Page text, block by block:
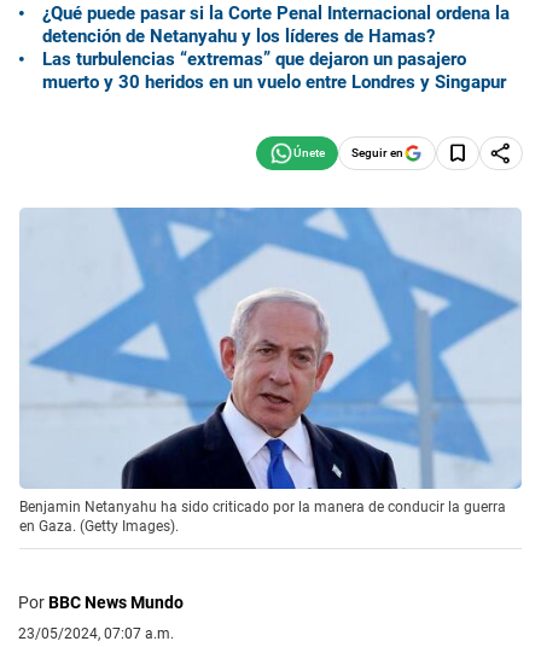
¿Qué puede pasar si la Corte Penal Internacional ordena la
detención de Netanyahu y los líderes de Hamas?
Las turbulencias “extremas” que dejaron un pasajero
muerto y 30 heridos en un vuelo entre Londres y Singapur
Seguir en
Benjamin Netanyahu ha sido criticado por la manera de conducir la guerra
en Gaza. (Getty Images).
PorBBC News Mundo
23/05/2024, 07:07 a.m.